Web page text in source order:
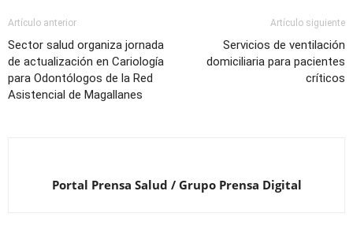
Artículo anterior
Sector salud organiza jornada
de actualización en Cariología
para Odontólogos de la Red
Asistencial de Magallanes
Artículo siguiente
Servicios de ventilación
domiciliaria para pacientes
críticos
Portal Prensa Salud / Grupo Prensa Digital